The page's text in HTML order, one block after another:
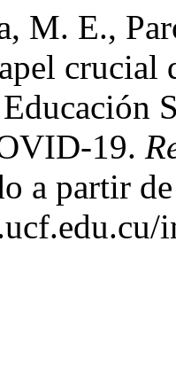
M. E.,
crucial
19.
a partir de